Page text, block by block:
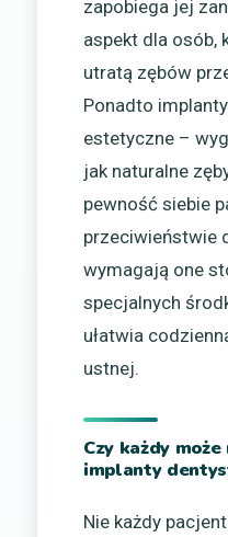
zapobiega jej
aspekt dla osób,
utratą zębów
Ponadto
estetyczne –
jak naturalne
pewność siebie
przeciwieństwie
wymagają one
specjalnych
ułatwia
ustnej.
Czy każdy
implanty
Nie każdy